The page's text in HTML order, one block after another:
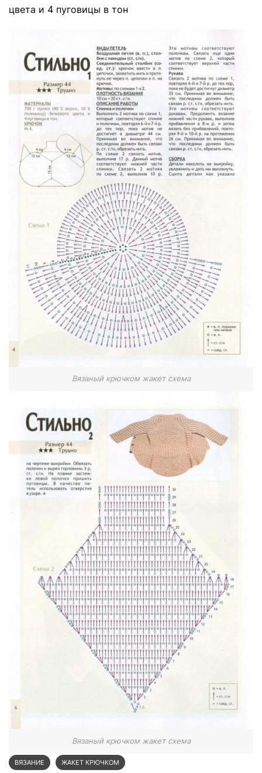
цвета и 4 пуговицы в тон
Вязаный крючком жакет схема
Вязаный крючком жакет схема
ВЯЗАНИЕ ЖАКЕТ КРЮЧКОМ